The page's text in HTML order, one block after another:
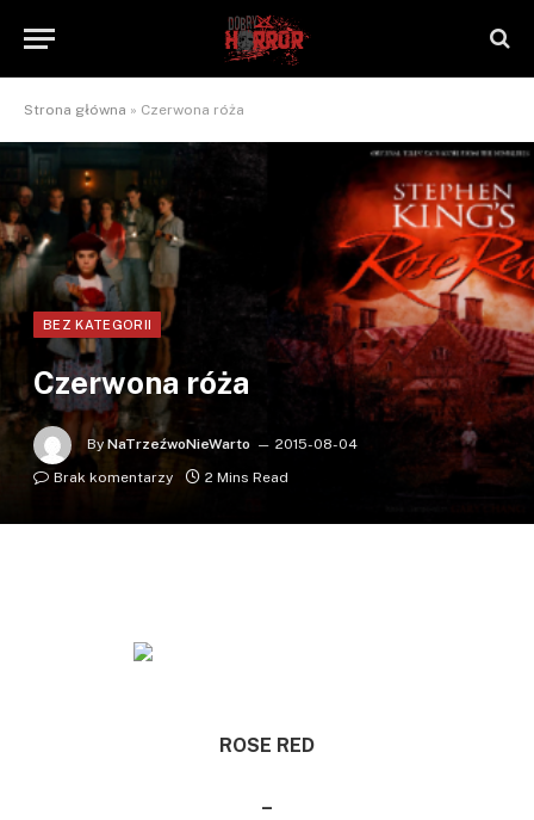
Strona główna » Czerwona róża
BEZ KATEGORII
Czerwona róża
By NaTrzeźwoNieWarto
2015-08-04
Brak komentarzy
2 Mins Read
ROSE RED
–